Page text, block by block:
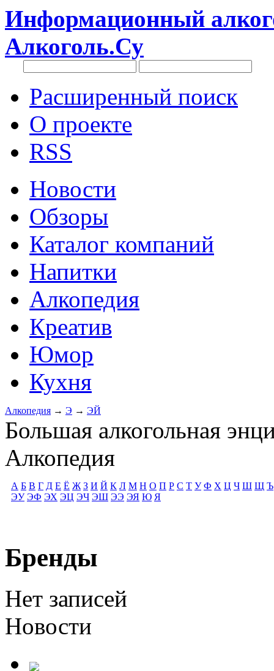
Информационный
Алкоголь.Су
Расширенный поиск
О проекте
RSS
Новости
Обзоры
Каталог компаний
Напитки
Алкопедия
Креатив
Юмор
Кухня
Алкопедия → Э → ЭЙ
Большая алкогольная
Алкопедия
А Б В Г Д Е Ё Ж З И Й К Л М Н О П Р С Т У Ф Х Ц Ч Ш Щ Ъ
ЭУ ЭФ ЭХ ЭЦ ЭЧ ЭШ ЭЭ ЭЯ Ю Я
Бренды
Нет записей
Новости